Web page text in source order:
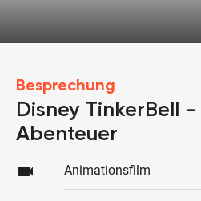
Besprechung
Disney TinkerBell
Abenteuer
videocam Animationsfilm